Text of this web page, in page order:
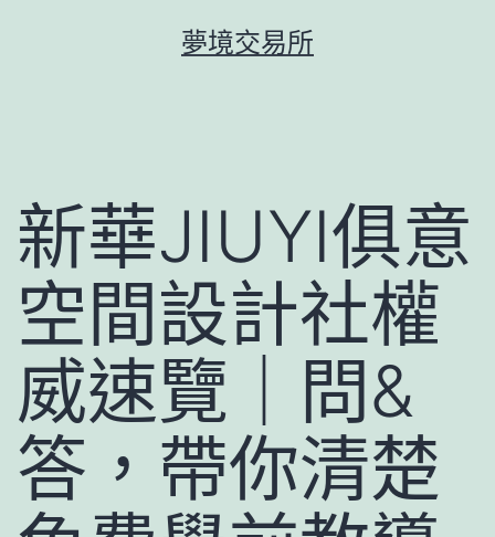
夢境交易所
新華JIUYI俱意
空間設計社權
威速覽｜問&
答，帶你清楚